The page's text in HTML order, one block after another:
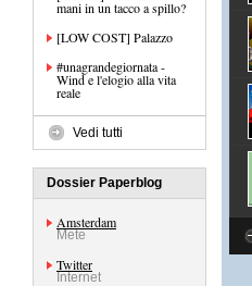
mani in un tacco a spillo?
[LOW COST] Palazzo
#unagrandegiornata -
Wind e l'elogio alla vita
reale
Vedi tutti
Dossier Paperblog
Amsterdam
Mete
Twitter
Internet